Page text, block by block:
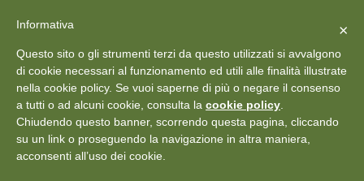
+39 011 18867102 info@aceper.it Statuto
Aceper
Vedi: Protezione dei dati personali ×
Informativa
Questo sito o gli strumenti terzi da questo utilizzati si avvalgono
di cookie necessari al funzionamento ed utili alle finalità illustrate
nella cookie policy. Se vuoi saperne di più o negare il consenso
a tutti o ad alcuni cookie, consulta la cookie policy
Chiudendo questo banner, scorrendo questa pagina, cliccando
su un link o proseguendo la navigazione in altra maniera,
acconsenti all’uso dei cookie.